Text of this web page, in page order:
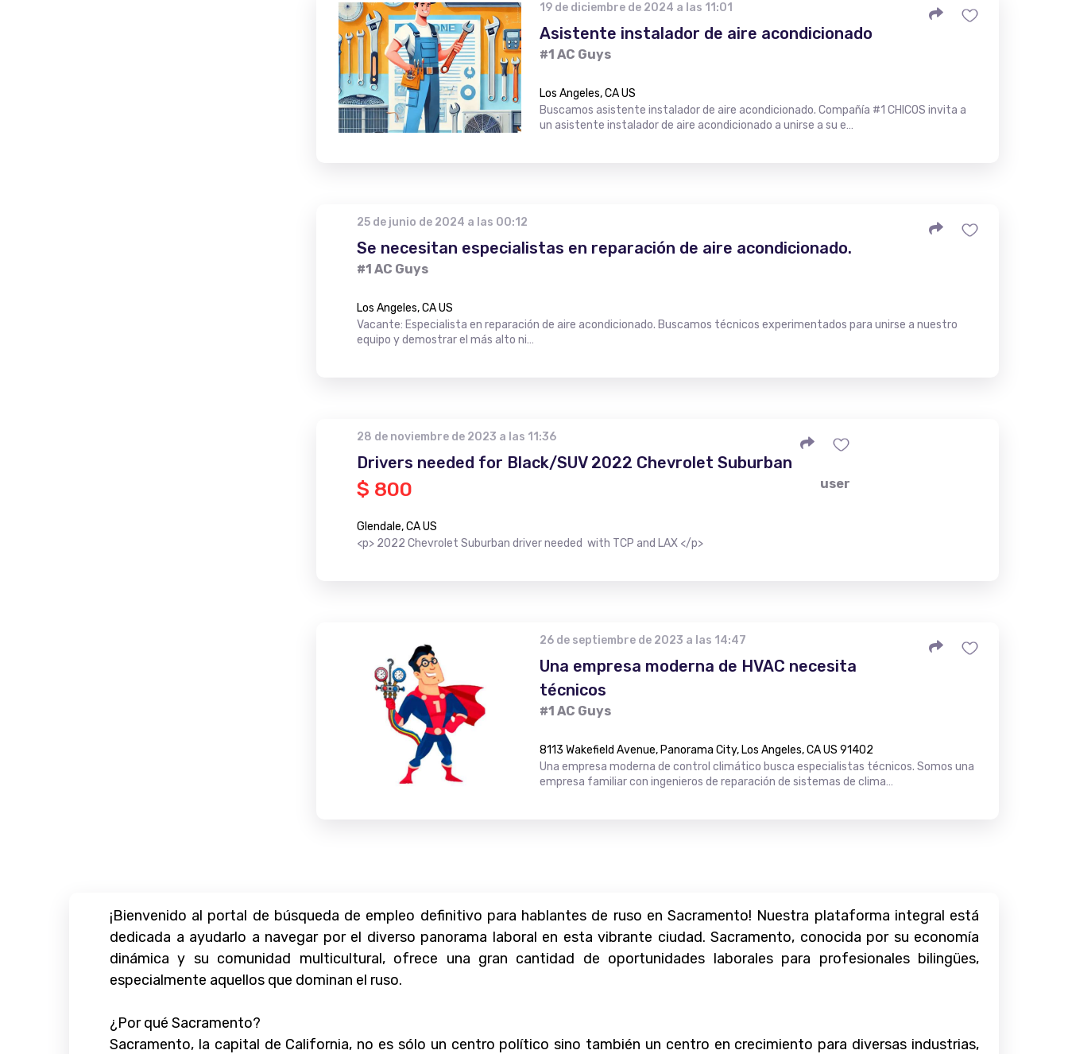
19 de diciembre de 2024 a las 11:01
Asistente instalador de aire acondicionado
#1 AC Guys
Los Angeles, CA US
Buscamos asistente instalador de aire acondicionado. Compañía #1 CHICOS invita a
un asistente instalador de aire acondicionado a unirse a su e…
25 de junio de 2024 a las 00:12
Se necesitan especialistas en reparación de aire acondicionado.
#1 AC Guys
Los Angeles, CA US
Vacante: Especialista en reparación de aire acondicionado. Buscamos técnicos experimentados para unirse a nuestro
equipo y demostrar el más alto ni…
28 de noviembre de 2023 a las 11:36
Drivers needed for Black/SUV 2022 Chevrolet Suburban
$ 800 user
Glendale, CA US
<p> 2022 Chevrolet Suburban driver needed with TCP and LAX </p>
26 de septiembre de 2023 a las 14:47
Una empresa moderna de HVAC necesita
técnicos
#1 AC Guys
8113 Wakefield Avenue, Panorama City, Los Angeles, CA US 91402
Una empresa moderna de control climático busca especialistas técnicos. Somos una
empresa familiar con ingenieros de reparación de sistemas de clima…
¡Bienvenido al portal de búsqueda de empleo definitivo para hablantes de ruso en Sacramento! Nuestra plataforma integral está
dedicada a ayudarlo a navegar por el diverso panorama laboral en esta vibrante ciudad. Sacramento, conocida por su economía
dinámica y su comunidad multicultural, ofrece una gran cantidad de oportunidades laborales para profesionales bilingües,
especialmente aquellos que dominan el ruso.
¿Por qué Sacramento?
Sacramento, la capital de California, no es sólo un centro político sino también un centro en crecimiento para diversas industrias,